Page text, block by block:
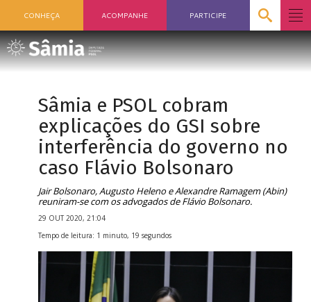
CONHEÇA ACOMPANHE PARTICIPE
Sâmia e PSOL cobram
explicações do GSI sobre
interferência do governo no
caso Flávio Bolsonaro
Jair Bolsonaro, Augusto Heleno e Alexandre Ramagem (Abin)
reuniram-se com os advogados de Flávio Bolsonaro.
29 OUT 2020, 21:04
Tempo de leitura: 1 minuto, 19 segundos